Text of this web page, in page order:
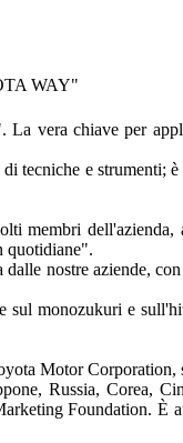
WAY"
vera chiave per
e strumenti;
membri
quotidiane".
nostre aziende,
monozukuri e
Motor
Russia, Corea,
Foundation.